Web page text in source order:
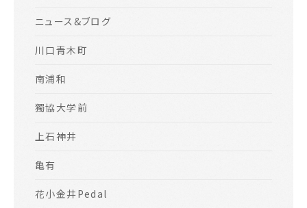
ニュース&ブログ
川口青木町
南浦和
獨協大学前
上石神井
亀有
花小金井Pedal